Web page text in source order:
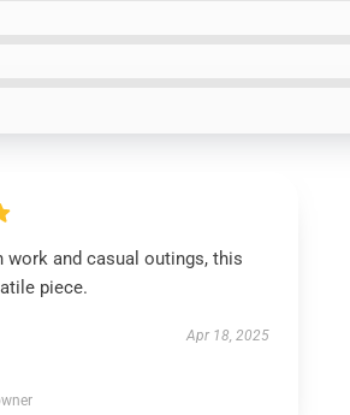
work and casual outings, this
piece.
Apr 18, 2025